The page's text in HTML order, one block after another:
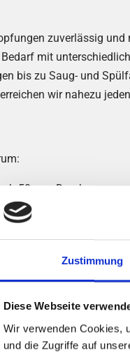
Zustimmung
Diese Webseite
Wir verwenden Cookies,
und die Zugriffe auf
zuverlässig und
mit
bis zu Saug- und
wir nahezu
50 mm Durchmesser
ab 100 mm
bis zu 1200 mm
Haspeln
Fahrzeug zu versetzen
setzen wir
filtern und